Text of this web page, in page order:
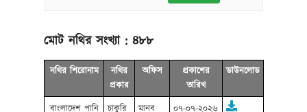
মোট নথির সংখ্যা : ৪৮৮
নথির শিরোনাম
নথির
প্রকার
অফিস
প্রকাশের
তারিখ
ডাউনলোড
বাংলাদেশ পানি
চাকুরি
মানব
০৭-০৭-২০২৬